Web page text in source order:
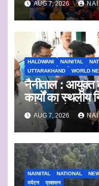
AUG 7, 2026
HALDWANI NAINITAL
UTTARAKHAND
WORLD
नैनीताल : आयुक्त
कार्यों का स्थलीय
अधिकारियों को
पारदर्शिता के निर्देश
AUG 7, 2026
NAINITAL NATIONAL
पर्यटन
प्रशासन